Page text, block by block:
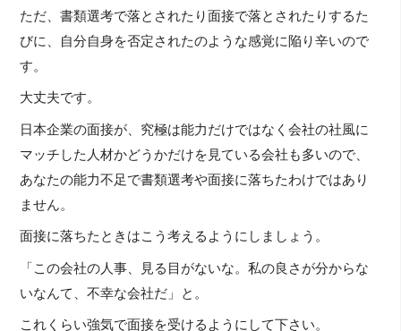
ただ、書類選考で落とされたり面接で落とされたりするた
びに、自分自身を否定されたのような感覚に陥り辛いので
す。
大丈夫です。
日本企業の面接が、究極は能力だけではなく会社の社風に
マッチした人材かどうかだけを見ている会社も多いので、
あなたの能力不足で書類選考や面接に落ちたわけではあり
ません。
面接に落ちたときはこう考えるようにしましょう。
「この会社の人事、見る目がないな。私の良さが分からな
いなんて、不幸な会社だ」と。
これくらい強気で面接を受けるようにして下さい。